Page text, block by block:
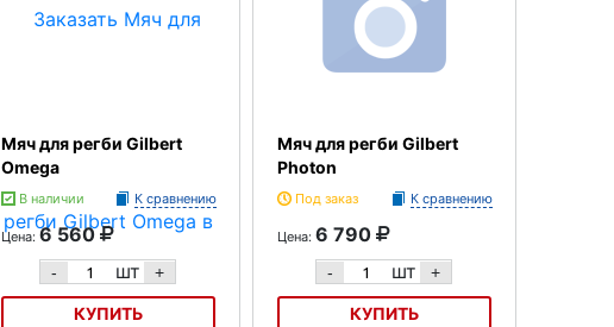
Мяч для регби Gilbert
Omega
В наличии К сравнению
Цена:6 560
- шт +
КУПИТЬ
Мяч для регби Gilbert
Photon
Под заказ К сравнению
Цена: 6 790
- шт +
КУПИТЬ